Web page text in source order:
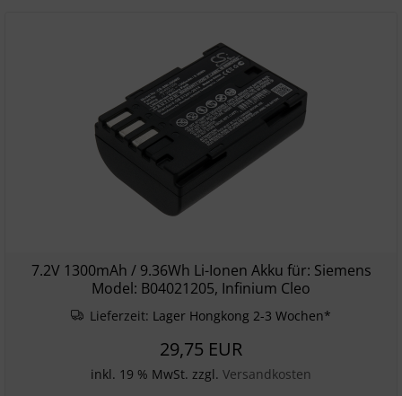
7.2V 1300mAh / 9.36Wh Li-Ionen Akku für: Siemens
Model: B04021205, Infinium Cleo
Lieferzeit: Lager Hongkong 2-3 Wochen*
29,75 EUR
inkl. 19 % MwSt. zzgl. Versandkosten